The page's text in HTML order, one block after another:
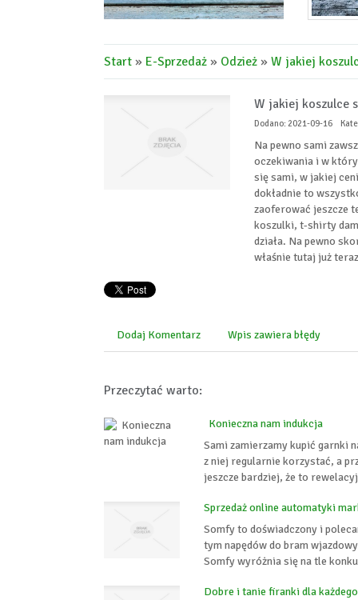
Start » E-Sprzedaż » Odzież » W jakiej
W jakiej koszulce
Dodano: 2021-09-16
Na pewno sami
oczekiwania i w
się sami, w jakiej
dokładnie to
zaoferować jeszcze
koszulki, t-shirty
działa. Na pewno
właśnie tutaj już
Dodaj Komentarz Wpis zawiera błędy
Przeczytać warto:
Konieczna nam indukcja
Sami zamierzamy kupić garnki
z niej regularnie korzystać, a
jeszcze bardziej, że to
Sprzedaż online automatyki
Somfy to doświadczony i
tym napędów do bram
Somfy wyróżnia się na tle
Dobre i tanie firanki dla